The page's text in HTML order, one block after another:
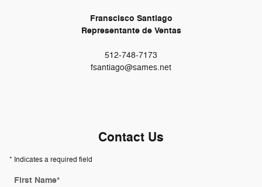
Franscisco Santiago
Representante de Ventas
512-748-7173
fsantiago@sames.net
Contact Us
* Indicates a required field
First Name*